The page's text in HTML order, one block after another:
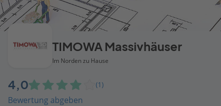
TIMOWA Massivhäuser
Im Norden zu Hause
4,0 (1)
Bewertung abgeben